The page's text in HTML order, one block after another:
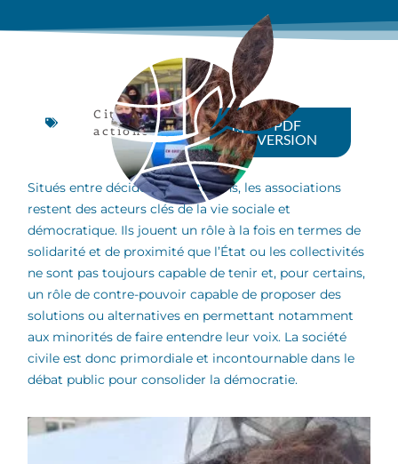
Citizen
actions
PDF
VERSION
Situés entre décideurs et citoyens, les associations
restent des acteurs clés de la vie sociale et
démocratique. Ils jouent un rôle à la fois en termes de
solidarité et de proximité que l’État ou les collectivités
ne sont pas toujours capable de tenir et, pour certains,
un rôle de contre-pouvoir capable de proposer des
solutions ou alternatives en permettant notamment
aux minorités de faire entendre leur voix. La société
civile est donc primordiale et incontournable dans le
débat public pour consolider la démocratie.